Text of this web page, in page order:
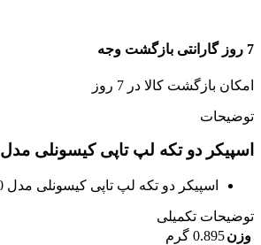
7 روز گارانتی بازگشت وجه
امکان بازگشت کالا در 7 روز
توضیحات
اسپیکر دو تکه لپ تاپی کیسونلی مدل V-410
اسپیکر دو تکه لپ تاپی کیسونلی مدل V-410
توضیحات تکمیلی
وزن0.895 گرم